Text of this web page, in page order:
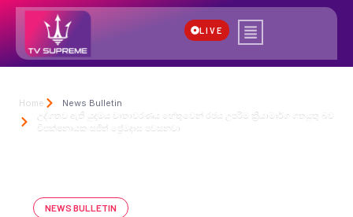
LIVE
Home
News Bulletin
උද්ගතව ඇති යුදමය වාතාවරණය හේතුවෙන් රජය උපරිම ක්‍රියාමාර්ග ගතයුතු බව
විපක්ෂනායක සජිත් ප්‍රේමදාස පවසනවා
NEWS BULLETIN